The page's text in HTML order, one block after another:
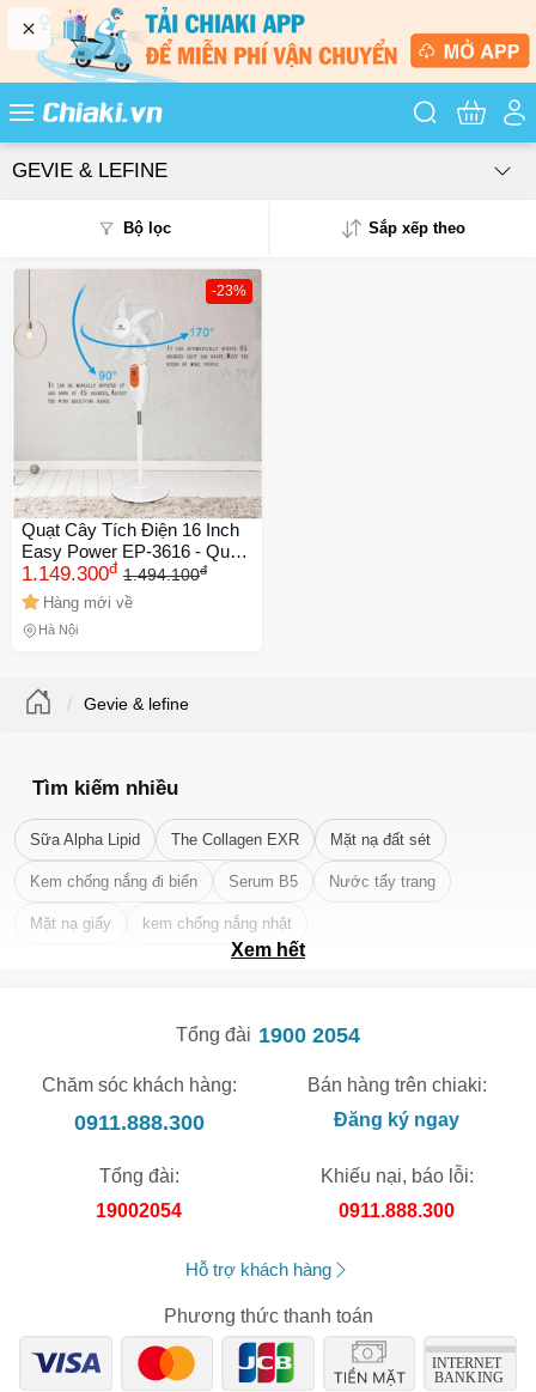
Tìm kiếm
GEVIE & LEFINE
Bộ lọc Sắp xếp theo
-23%
Quạt Cây Tích Điện 16 Inch
Easy Power EP-3616 - Quạt
Sạc Pin Đa Năng, Hàng
Chính Hãng, Sử Dụng Với
Năng Lượng Mặt Trời
1.149.300đ 1.494.100đ
Hàng mới về
Hà Nội
Gevie & lefine
Tìm kiếm nhiều
Sữa Alpha Lipid The Collagen EXR Mặt nạ đất sét
Kem chống nắng đi biển Serum B5 Nước tẩy trang
Mặt nạ giấy kem chống nắng nhật
Xem hết
Tổng đài 1900 2054
Chăm sóc khách hàng:
0911.888.300
Bán hàng trên chiaki:
Đăng ký ngay
Tổng đài:
19002054
Khiếu nại, báo lỗi:
0911.888.300
Hỗ trợ khách hàng
Phương thức thanh toán